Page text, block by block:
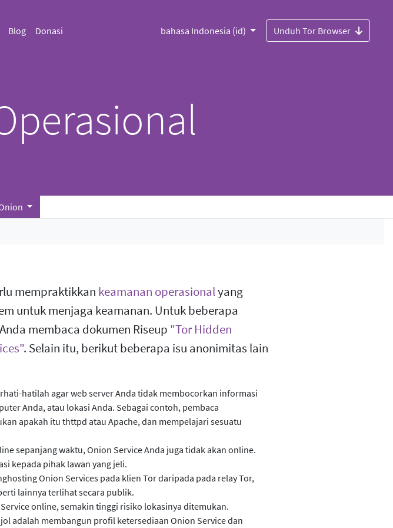
Blog Donasi bahasa Indonesia (id) Unduh Tor Browser
mempraktikkan keamanan operasionalyang
untuk menjaga keamanan. Untuk beberapa
membaca dokumen Riseup "Tor Hidden
. Selain itu, berikut beberapa isu anonimitas lain
hatilah agar web server Anda tidak membocorkan informasi
Anda, atau lokasi Anda. Sebagai contoh, pembaca
apakah itu thttpd atau Apache, dan mempelajari sesuatu
sepanjang waktu, Onion Service Anda juga tidak akan online.
kepada pihak lawan yang jeli.
Onion Services pada klien Tor daripada pada relay Tor,
lainnya terlihat secara publik.
online, semakin tinggi risiko lokasinya ditemukan.
adalah membangun profil ketersediaan Onion Service dan